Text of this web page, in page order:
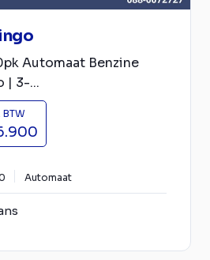
Automaat Benzine
| 3-...
BTW
Automaat